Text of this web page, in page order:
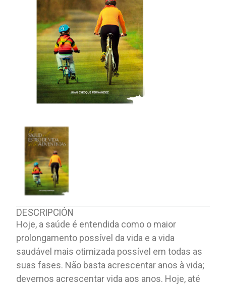
DESCRIPCIÓN
Hoje, a saúde é entendida como o maior
prolongamento possível da vida e a vida
saudável mais otimizada possível em todas as
suas fases. Não basta acrescentar anos à vida;
devemos acrescentar vida aos anos. Hoje, até